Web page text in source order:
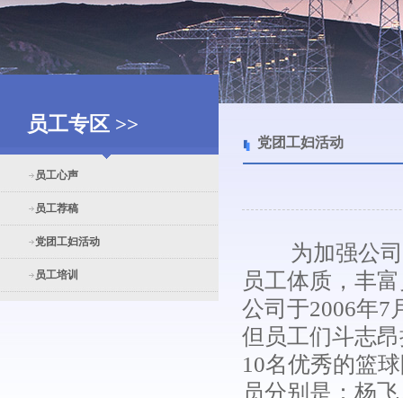
员工专区 >>
员工心声
员工荐稿
党团工妇活动
员工培训
党团工妇活动
为加强公司
员工体质，丰
公司于2006年7
但员工们斗志
10名优秀的篮
员分别是：杨